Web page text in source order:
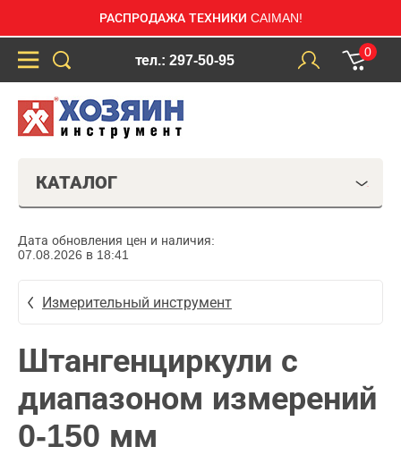
РАСПРОДАЖА ТЕХНИКИ CAIMAN!
тел.: 297-50-95
0
КАТАЛОГ
Дата обновления цен и наличия:
07.08.2026 в 18:41
Измерительный инструмент
Штангенциркули с
диапазоном измерений
0-150 мм